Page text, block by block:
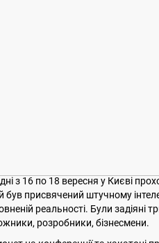
з 16 по 18 вересня у Києві
був присвячений штучному
реальності. Були задіяні
розробники, бізнесмени.